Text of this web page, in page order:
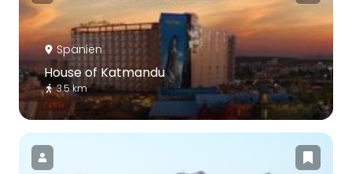
Spanien
House of Katmandu
3.5 km